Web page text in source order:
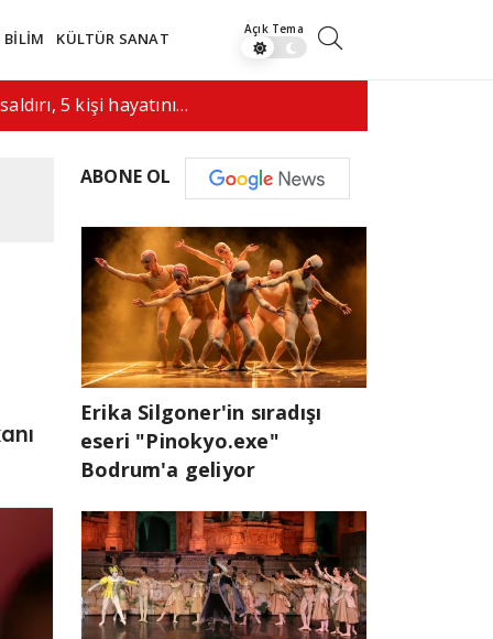
BİLİM KÜLTÜR SANAT
ile Hürmüz geçişi konusunda…
ABONE OL
Erika Silgoner'in sıradışı
eseri "Pinokyo.exe"
Bodrum'a geliyor